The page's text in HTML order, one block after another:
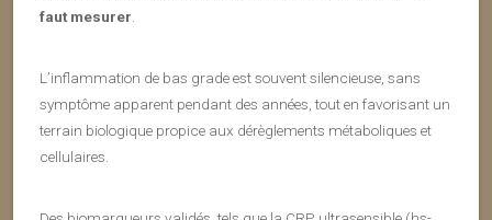
faut mesurer
L’inflammation de bas grade est souvent silencieuse, sans
symptôme apparent pendant des années, tout en favorisant un
terrain biologique propice aux dérèglements métaboliques et
cellulaires.